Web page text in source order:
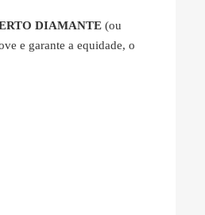
DIAMANTE (ou
e garante a equidade, o